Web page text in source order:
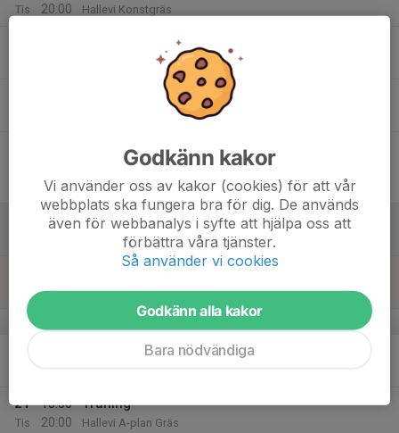
Tis
20:00
Hallevi Konstgräs
Match mot Melleruds IF
Div 3 Nordvästra Götaland, herr 2026
Hallevi IP, Wargön C-plan
v.17
21
Tis
18:30
20:00
Träning
Hallevi A-plan Gräs
Godkänn kakor
Vi använder oss av kakor (cookies) för att vår
webbplats ska fungera bra för dig. De används
även för webbanalys i syfte att hjälpa oss att
förbättra våra tjänster.
Så använder vi cookies
Godkänn alla kakor
Bara nödvändiga